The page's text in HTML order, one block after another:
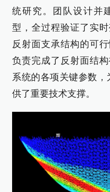
统研究。团队设计并
型，全过程验证了实
反射面支承结构的可
负责完成了反射面结
系统的各项关键参数，
供了重要技术支撑。